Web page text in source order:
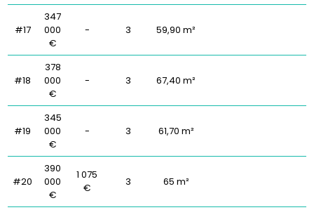
#17
347
000
€
- 3 59,90 m²
#18
378
000
€
- 3 67,40 m²
#19
345
000
€
- 3 61,70 m²
#20
390
000
€
1 075
€
3 65 m²